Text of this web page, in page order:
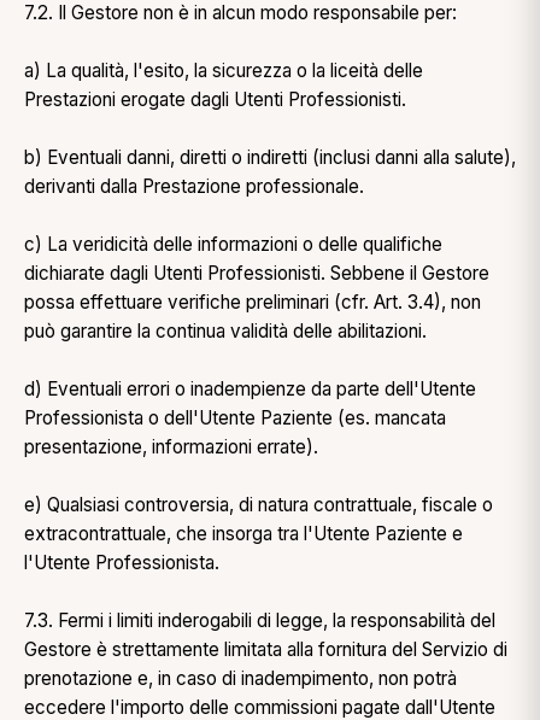
7.2. Il Gestore non è in alcun modo responsabile per:
a) La qualità, l'esito, la sicurezza o la liceità delle
Prestazioni erogate dagli Utenti Professionisti.
b) Eventuali danni, diretti o indiretti (inclusi danni alla salute),
derivanti dalla Prestazione professionale.
c) La veridicità delle informazioni o delle qualifiche
dichiarate dagli Utenti Professionisti. Sebbene il Gestore
possa effettuare verifiche preliminari (cfr. Art. 3.4), non
può garantire la continua validità delle abilitazioni.
d) Eventuali errori o inadempienze da parte dell'Utente
Professionista o dell'Utente Paziente (es. mancata
presentazione, informazioni errate).
e) Qualsiasi controversia, di natura contrattuale, fiscale o
extracontrattuale, che insorga tra l'Utente Paziente e
l'Utente Professionista.
7.3. Fermi i limiti inderogabili di legge, la responsabilità del
Gestore è strettamente limitata alla fornitura del Servizio di
prenotazione e, in caso di inadempimento, non potrà
eccedere l'importo delle commissioni pagate dall'Utente